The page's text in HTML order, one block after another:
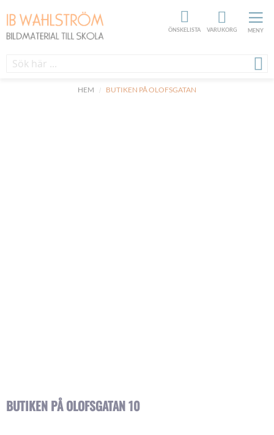
MENY
ÖNSKELISTA VARUKORG
HEM BUTIKEN PÅ OLOFSGATAN
BUTIKEN PÅ OLOFSGATAN 10